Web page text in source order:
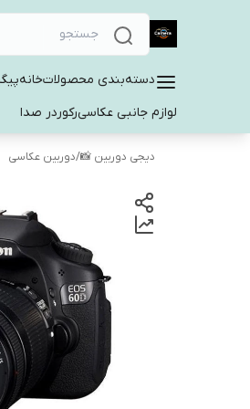
دسته‌بندی محصولاتخانه
لوازم جانبی عکاسیرکوردر صدا
دیجی دوربین 📸/دوربین عکاسی